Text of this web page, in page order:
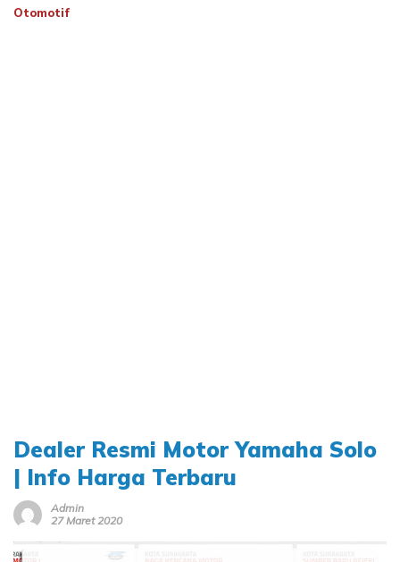
Otomotif
Dealer Resmi Motor Yamaha Solo
| Info Harga Terbaru
Admin
27 Maret 2020